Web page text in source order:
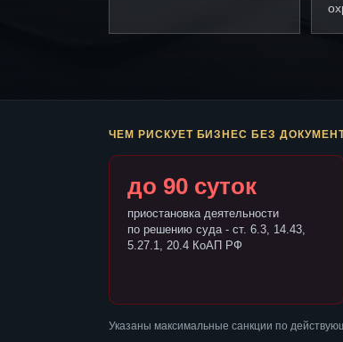
ЧЕМ РИСКУЕТ БИЗНЕС БЕЗ
до 90 суток
приостановка деятельности
по решению суда - ст. 6.3, 14.43,
5.27.1, 20.4 КоАП РФ
Указаны максимальные санкции по